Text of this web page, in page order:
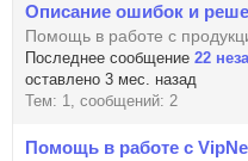
Описание ошибок и
Помощь в работе с
Последнее сообщение 22
оставлено 3 мес. назад
Тем: 1, сообщений: 2
Помощь в работе с